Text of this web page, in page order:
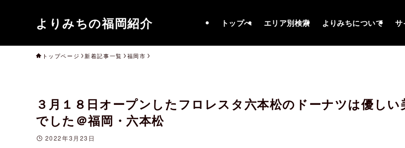
よりみちの福岡紹介 トップへ エリア別検索 よりみちについて サ
トップページ 新着記事一覧 福岡市
３月１８日オープンしたフロレスタ六本松のドーナツは優しい
でした＠福岡・六本松
2022年3月23日